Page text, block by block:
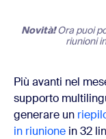
Novità!Ora puoi
riunioni
Più avanti nel
supporto
generare un
in riunione in 32